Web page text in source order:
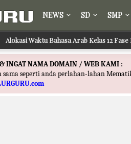
NEWS SD SMP
Alokasi Waktu Bahasa Arab Kelas 12
Alokasi Waktu Akidah Akhlak Kelas
INGAT NAMA DOMAIN / WEB KAMI :
seperti anda perlahan-lahan